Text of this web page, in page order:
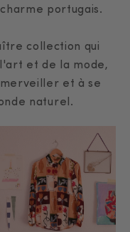
portugais.
collection qui
et de la mode,
et à se
naturel.